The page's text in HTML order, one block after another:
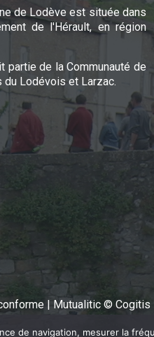
de Lodève est située dans
de l'Hérault, en région
partie de la Communauté de
du Lodévois et Larzac.
Mutualitic © Cogitis
de navigation, mesurer la